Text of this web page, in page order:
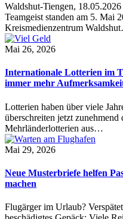
Waldshut-Tiengen,
Teamgeist standen am 5. Mai
Kreismedienzentrum
Mai 26, 2026
Internationale Lotterien im
immer mehr
Lotterien haben über viele
überschreiten jetzt zunehmend
Mehrländerlotterien aus…
Mai 29, 2026
Neue Musterbriefe helfen
machen
Flugärger im Urlaub?